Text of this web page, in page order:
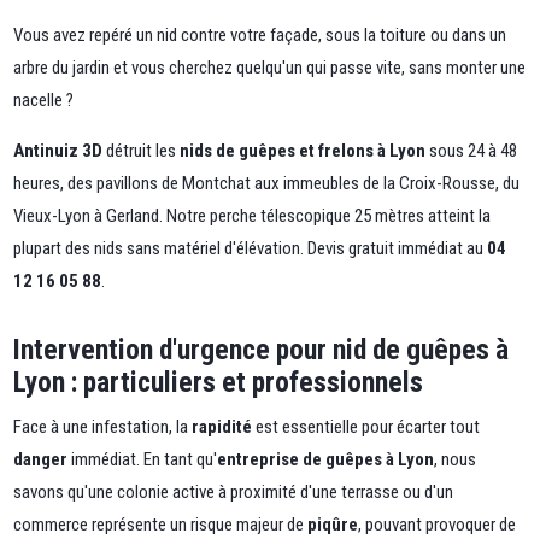
Vous avez repéré un nid contre votre façade, sous la toiture ou dans un
arbre du jardin et vous cherchez quelqu'un qui passe vite, sans monter une
nacelle ?
Antinuiz 3D détruit les nids de guêpes et frelons à Lyon sous 24 à 48
heures, des pavillons de Montchat aux immeubles de la Croix-Rousse, du
Vieux-Lyon à Gerland. Notre perche télescopique 25 mètres atteint la
plupart des nids sans matériel d'élévation. Devis gratuit immédiat au 04
12 16 05 88.
Intervention d'urgence pour nid de guêpes à
Lyon : particuliers et professionnels
Face à une infestation, la rapidité est essentielle pour écarter tout
danger immédiat. En tant qu'entreprise de guêpes à Lyon, nous
savons qu'une colonie active à proximité d'une terrasse ou d'un
commerce représente un risque majeur de piqûre, pouvant provoquer de